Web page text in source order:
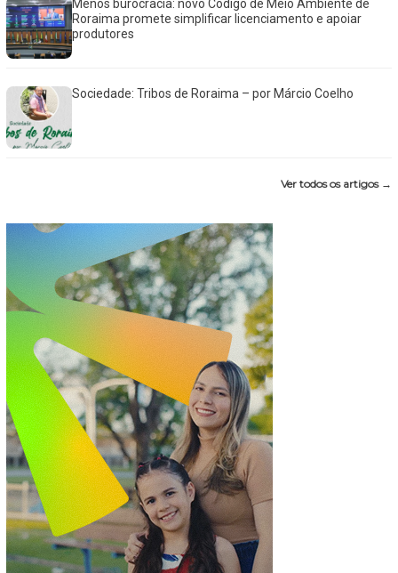
Menos burocracia: novo Código de Meio Ambiente de
Roraima promete simplificar licenciamento e apoiar
produtores
Sociedade: Tribos de Roraima – por Márcio Coelho
Ver todos os artigos →